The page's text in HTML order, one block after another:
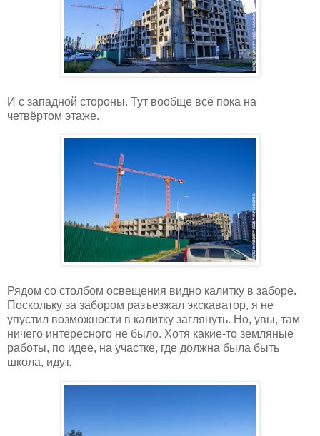
И с западной стороны. Тут вообще всё пока на
четвёртом этаже.
Рядом со столбом освещения видно калитку в заборе.
Поскольку за забором разъезжал экскаватор, я не
упустил возможности в калитку заглянуть. Но, увы, там
ничего интересного не было. Хотя какие-то земляные
работы, по идее, на участке, где должна была быть
школа, идут.